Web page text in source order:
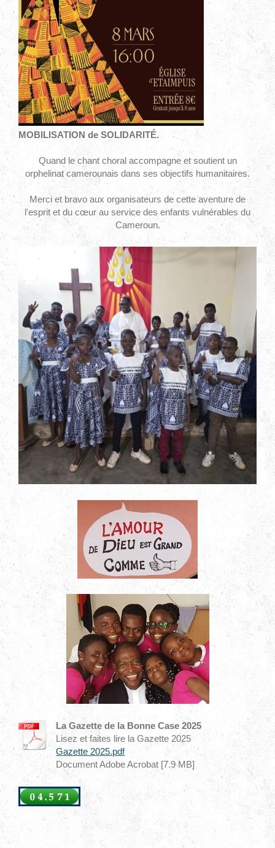
MOBILISATION de SOLIDARITÉ.
Quand le chant choral accompagne et soutient un
orphelinat camerounais dans ses objectifs humanitaires.
Merci et bravo aux organisateurs de cette aventure de
l'esprit et du cœur au service des enfants vulnérables du
Cameroun.
La Gazette de la Bonne Case 2025
Lisez et faites lire la Gazette 2025
Gazette 2025.pdf
Document Adobe Acrobat [7.9 MB]